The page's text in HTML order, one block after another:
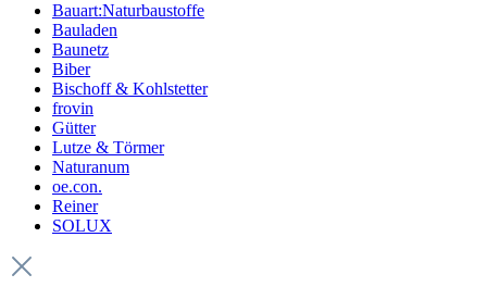
Bauart:Naturbaustoffe
Bauladen
Baunetz
Biber
Bischoff & Kohlstetter
frovin
Gütter
Lutze & Törmer
Naturanum
oe.con.
Reiner
SOLUX